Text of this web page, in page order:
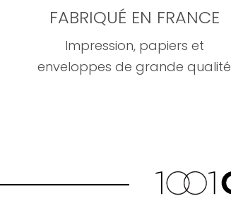
FABRIQUÉ EN FRANCE
Impression, papiers et
enveloppes de grande qualité